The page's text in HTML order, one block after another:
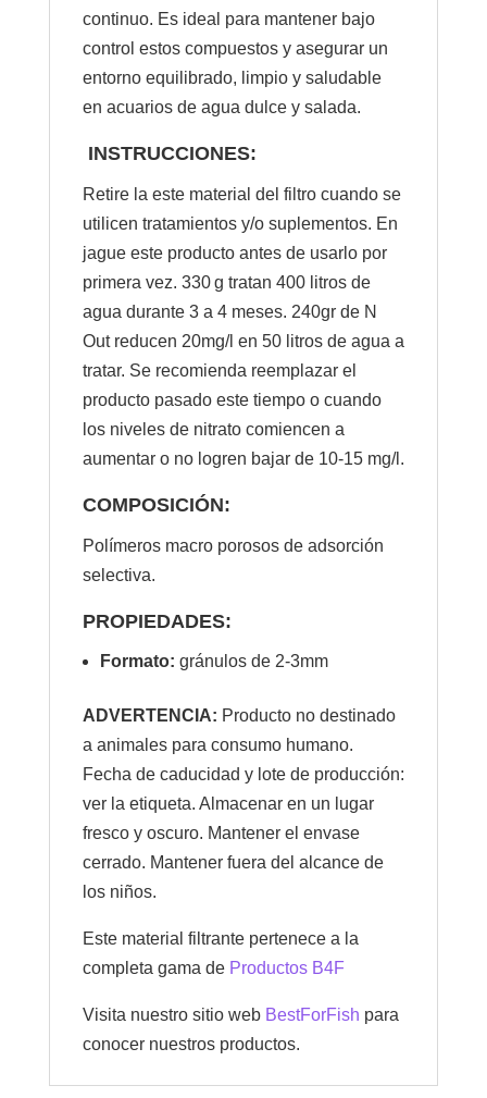
continuo. Es ideal para mantener bajo
control estos compuestos y asegurar un
entorno equilibrado, limpio y saludable
en acuarios de agua dulce y salada.
INSTRUCCIONES:
Retire la este material del filtro cuando se
utilicen tratamientos y/o suplementos. En
jague este producto antes de usarlo por
primera vez. 330 g tratan 400 litros de
agua durante 3 a 4 meses. 240gr de N
Out reducen 20mg/l en 50 litros de agua a
tratar. Se recomienda reemplazar el
producto pasado este tiempo o cuando
los niveles de nitrato comiencen a
aumentar o no logren bajar de 10-15 mg/l.
COMPOSICIÓN:
Polímeros macro porosos de adsorción
selectiva.
PROPIEDADES:
Formato: gránulos de 2-3mm
ADVERTENCIA: Producto no destinado
a animales para consumo humano.
Fecha de caducidad y lote de producción:
ver la etiqueta. Almacenar en un lugar
fresco y oscuro. Mantener el envase
cerrado. Mantener fuera del alcance de
los niños.
Este material filtrante pertenece a la
completa gama de Productos B4F
Visita nuestro sitio web BestForFish para
conocer nuestros productos.